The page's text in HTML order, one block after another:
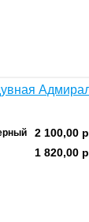
2 100,00
1 820,00